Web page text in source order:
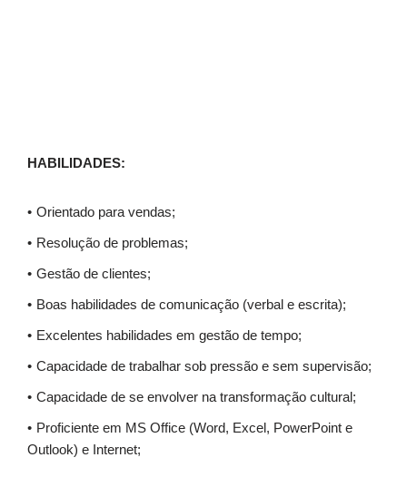
HABILIDADES:
Orientado para vendas;
Resolução de problemas;
Gestão de clientes;
Boas habilidades de comunicação (verbal e escrita);
Excelentes habilidades em gestão de tempo;
Capacidade de trabalhar sob pressão e sem supervisão;
Capacidade de se envolver na transformação cultural;
Proficiente em MS Office (Word, Excel, PowerPoint e
Outlook) e Internet;